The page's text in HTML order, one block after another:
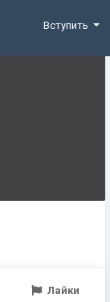
Вступить
Лайки